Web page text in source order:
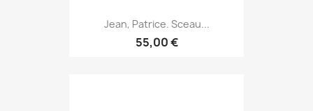
Jean, Patrice. Sceau...
55,00 €